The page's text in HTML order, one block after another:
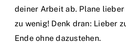
deiner Arbeit ab. Plane
zu wenig! Denk dran: Lieber
Ende ohne dazustehen.